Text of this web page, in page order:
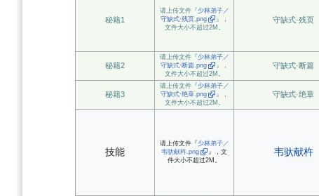
秘籍1
请上传文件『少林弟子／
守缺式·残页.png
』，
文件大小不超过2M。
守缺式·残页
秘籍2
请上传文件『少林弟子／
守缺式·断篇.png
』，
文件大小不超过2M。
守缺式·断篇
秘籍3
请上传文件『少林弟子／
守缺式·绝章.png
』，
文件大小不超过2M。
守缺式·绝章
技能
请上传文件『少林弟子／
韦驮献杵.png
』，文
件大小不超过2M。
韦驮献杵